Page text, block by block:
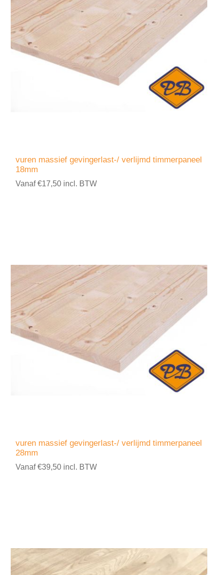
vuren massief gevingerlast-/ verlijmd timmerpaneel
18mm
Vanaf €17,50 incl. BTW
vuren massief gevingerlast-/ verlijmd timmerpaneel
28mm
Vanaf €39,50 incl. BTW